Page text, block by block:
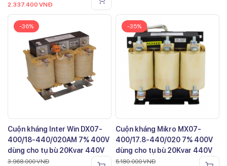
2.337.400 VNĐ
-36%
Cuộn kháng Inter Win DX07-
400/18-440/020AM 7% 400V
dùng cho tụ bù 20Kvar 440V
3.968.000VNĐ
-35%
Cuộn kháng Mikro MX07-
400/17.8-440/020 7% 400V
dùng cho tụ bù 20Kvar 440V
5.180.000VNĐ